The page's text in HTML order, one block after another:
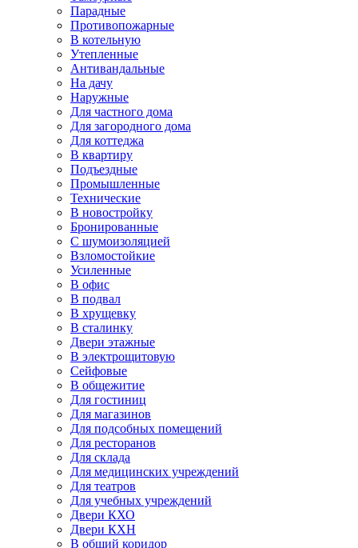
Парадные
Противопожарные
В котельную
Утепленные
Антивандальные
На дачу
Наружные
Для частного дома
Для загородного дома
Для коттеджа
В квартиру
Подъездные
Промышленные
Технические
В новостройку
Бронированные
С шумоизоляцией
Взломостойкие
Усиленные
В офис
В подвал
В хрущевку
В сталинку
Двери этажные
В электрощитовую
Сейфовые
В общежитие
Для гостиниц
Для магазинов
Для подсобных помещений
Для ресторанов
Для склада
Для медицинских учреждений
Для театров
Для учебных учреждений
Двери КХО
Двери КХН
В общий коридор